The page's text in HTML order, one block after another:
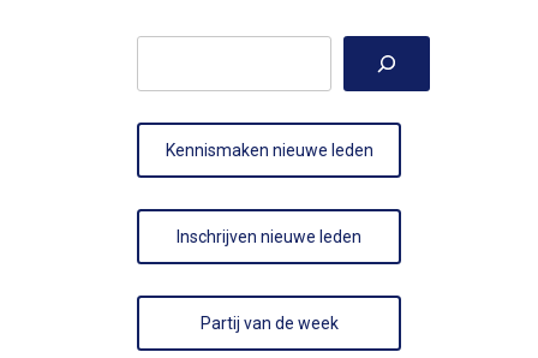
Kennismaken nieuwe leden
Inschrijven nieuwe leden
Partij van de week